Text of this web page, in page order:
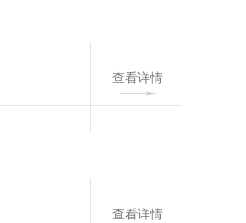
查看详情
查看详情